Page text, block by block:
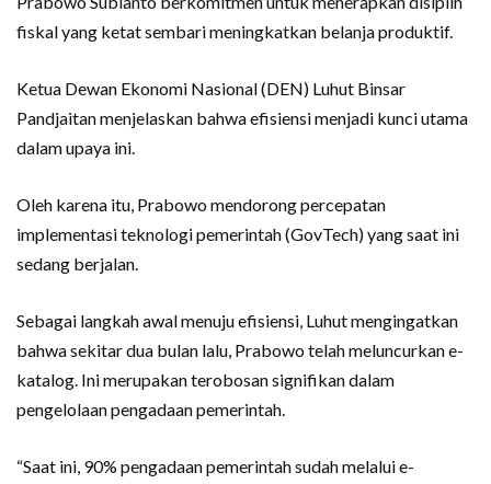
fiskal yang ketat sembari meningkatkan belanja produktif.
Ketua Dewan Ekonomi Nasional (DEN) Luhut Binsar
Pandjaitan menjelaskan bahwa efisiensi menjadi kunci utama
dalam upaya ini.
Oleh karena itu, Prabowo mendorong percepatan
implementasi teknologi pemerintah (GovTech) yang saat ini
sedang berjalan.
Sebagai langkah awal menuju efisiensi, Luhut mengingatkan
bahwa sekitar dua bulan lalu, Prabowo telah meluncurkan e-
katalog. Ini merupakan terobosan signifikan dalam
pengelolaan pengadaan pemerintah.
“Saat ini, 90% pengadaan pemerintah sudah melalui e-